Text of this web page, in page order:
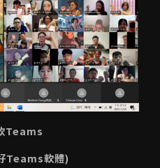
Teams
Teams軟體)